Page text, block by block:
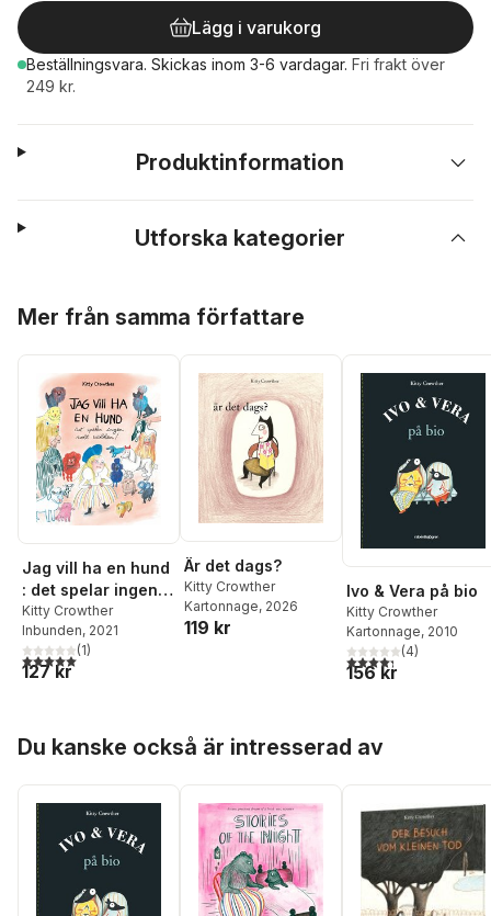
Lägg i varukorg
Beställningsvara. Skickas inom 3-6 vardagar. Fri frakt över
249 kr.
Produktinformation
Utforska kategorier
Mer från samma författare
Jag vill ha en hund
: det spelar ingen
roll vilken!
Kitty Crowther
Inbunden, 2021
5,0utav 5 stjärnor. Totalt antal röster:
(1)
127 kr
Är det dags?
Kitty Crowther
Kartonnage, 2026
119 kr
Ivo & Vera på bio
Kitty Crowther
Kartonnage, 2010
4,3utav 5 stjärnor.
(4)
156 kr
Du kanske också är intresserad av